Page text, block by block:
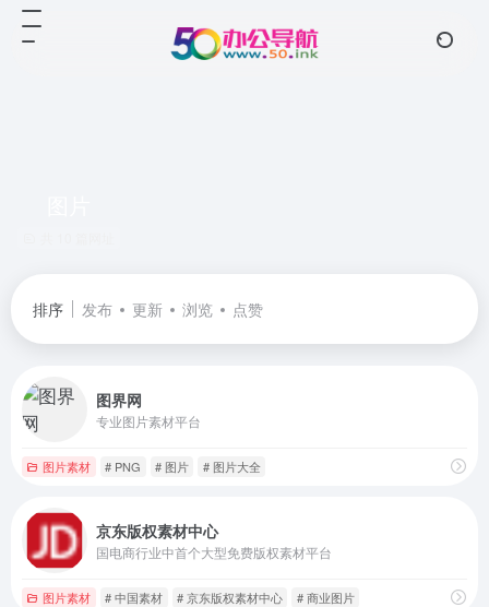
排序 发布 更新 浏览 点赞
图界网
专业图片素材平台
图片素材 # PNG # 图片 # 图片大全
京东版权素材中心
国电商行业中首个大型免费版权素材平台
图片素材 # 中国素材 # 京东版权素材中心 # 商业图片